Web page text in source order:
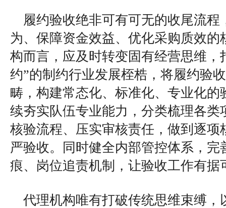
履约验收绝非可有可无的收尾流程
为、保障资金效益、优化采购质效的
构而言，应及时转变固有经营思维，
约”的制约行业发展桎梏，将履约验
畴，构建常态化、标准化、专业化的
续夯实队伍专业能力，分类梳理各类
核验流程、压实审核责任，做到逐项
严验收。同时健全内部管控体系，完
痕、岗位追责机制，让验收工作有据
代理机构唯有打破传统思维束缚，